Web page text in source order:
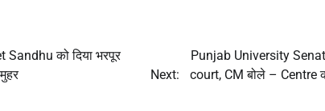
Sandhu को दिया भरपूर
Next:
Punjab University
court, CM बोले – Centre